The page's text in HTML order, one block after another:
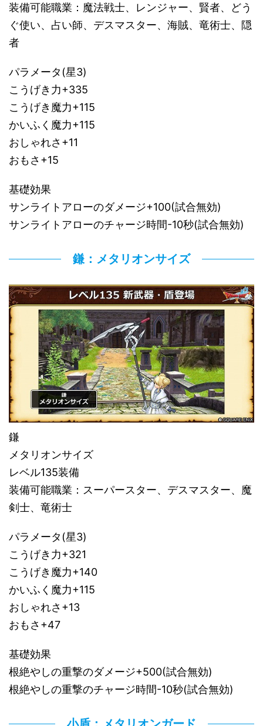
装備可能職業：魔法戦士、レンジャー、賢者、どう
ぐ使い、占い師、デスマスター、海賊、竜術士、隠
者
パラメータ(星3)
こうげき力+335
こうげき魔力+115
かいふく魔力+115
おしゃれさ+11
おもさ+15
基礎効果
サンライトアローのダメージ+100(試合無効)
サンライトアローのチャージ時間-10秒(試合無効)
鎌：メタリオンサイズ
鎌
メタリオンサイズ
レベル135装備
装備可能職業：スーパースター、デスマスター、魔
剣士、竜術士
パラメータ(星3)
こうげき力+321
こうげき魔力+140
かいふく魔力+115
おしゃれさ+13
おもさ+47
基礎効果
根絶やしの重撃のダメージ+500(試合無効)
根絶やしの重撃のチャージ時間-10秒(試合無効)